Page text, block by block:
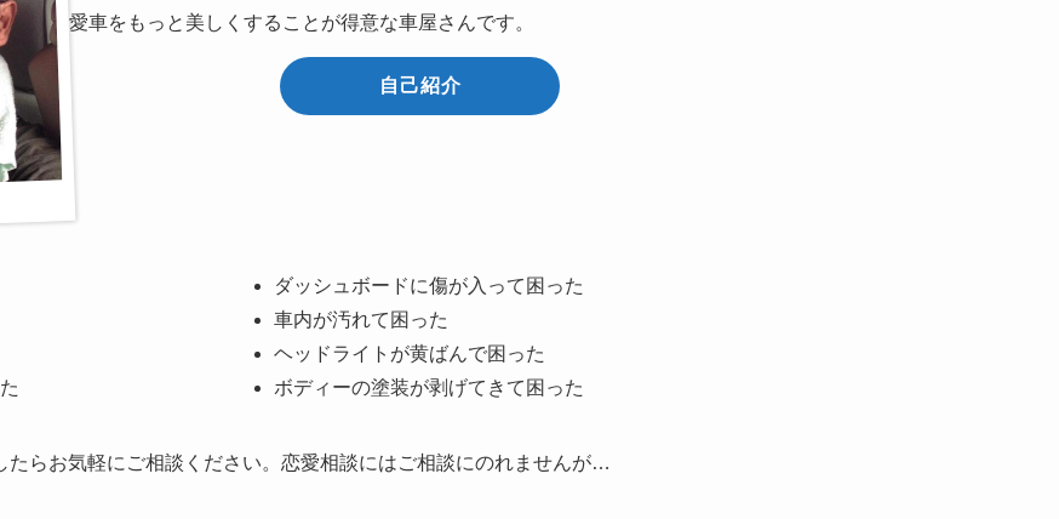
愛車をもっと美しくすることが得意な車屋さんです。
自己紹介
ダッシュボードに傷が入って困った
車内が汚れて困った
ヘッドライトが黄ばんで困った
ボディーの塗装が剥げてきて困った
たらお気軽にご相談ください。恋愛相談にはご相談にのれませんが…